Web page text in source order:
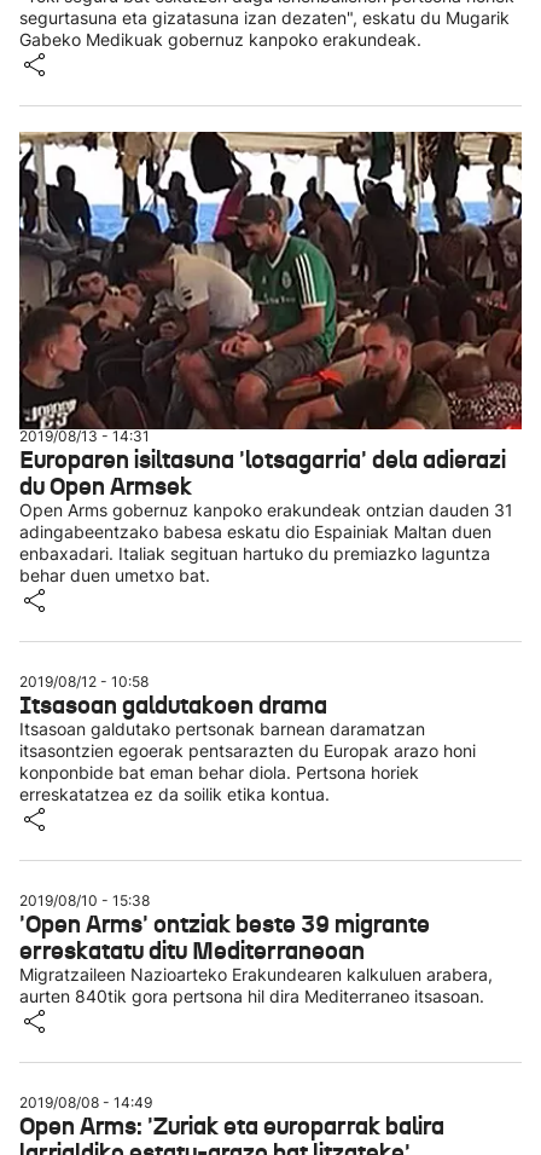
segurtasuna eta gizatasuna izan dezaten", eskatu du Mugarik
Gabeko Medikuak gobernuz kanpoko erakundeak.
2019/08/13 - 14:31
Europaren isiltasuna 'lotsagarria' dela adierazi
du Open Armsek
Open Arms gobernuz kanpoko erakundeak ontzian dauden 31
adingabeentzako babesa eskatu dio Espainiak Maltan duen
enbaxadari. Italiak segituan hartuko du premiazko laguntza
behar duen umetxo bat.
2019/08/12 - 10:58
Itsasoan galdutakoen drama
Itsasoan galdutako pertsonak barnean daramatzan
itsasontzien egoerak pentsarazten du Europak arazo honi
konponbide bat eman behar diola. Pertsona horiek
erreskatatzea ez da soilik etika kontua.
2019/08/10 - 15:38
'Open Arms' ontziak beste 39 migrante
erreskatatu ditu Mediterraneoan
Migratzaileen Nazioarteko Erakundearen kalkuluen arabera,
aurten 840tik gora pertsona hil dira Mediterraneo itsasoan.
2019/08/08 - 14:49
Open Arms: 'Zuriak eta europarrak balira